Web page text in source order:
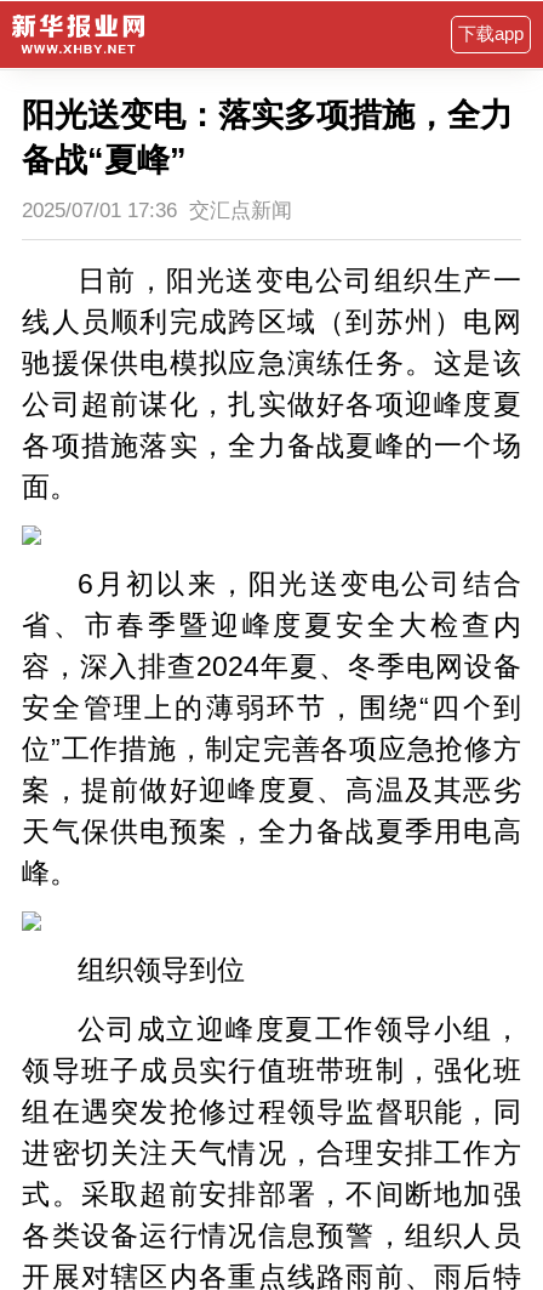
下载app
阳光送变电：落实多项措施，全力
备战“夏峰”
2025/07/01 17:36 交汇点新闻
日前，阳光送变电公司组织生产一
线人员顺利完成跨区域（到苏州）电网
驰援保供电模拟应急演练任务。这是该
公司超前谋化，扎实做好各项迎峰度夏
各项措施落实，全力备战夏峰的一个场
面。
6月初以来，阳光送变电公司结合
省、市春季暨迎峰度夏安全大检查内
容，深入排查2024年夏、冬季电网设备
安全管理上的薄弱环节，围绕“四个到
位”工作措施，制定完善各项应急抢修方
案，提前做好迎峰度夏、高温及其恶劣
天气保供电预案，全力备战夏季用电高
峰。
组织领导到位
公司成立迎峰度夏工作领导小组，
领导班子成员实行值班带班制，强化班
组在遇突发抢修过程领导监督职能，同
进密切关注天气情况，合理安排工作方
式。采取超前安排部署，不间断地加强
各类设备运行情况信息预警，组织人员
开展对辖区内各重点线路雨前、雨后特